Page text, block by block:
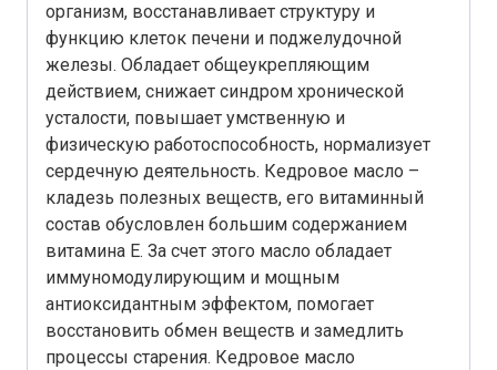
организм, восстанавливает структуру и
функцию клеток печени и поджелудочной
железы. Обладает общеукрепляющим
действием, снижает синдром хронической
усталости, повышает умственную и
физическую работоспособность, нормализует
сердечную деятельность. Кедровое масло –
кладезь полезных веществ, его витаминный
состав обусловлен большим содержанием
витамина Е. За счет этого масло обладает
иммуномодулирующим и мощным
антиоксидантным эффектом, помогает
восстановить обмен веществ и замедлить
процессы старения. Кедровое масло